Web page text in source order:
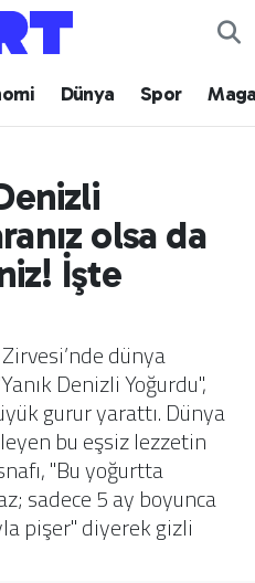
Dünya Spor
olsa da
İşte
dünya
Denizli Yoğurdu",
gurur yarattı. Dünya
bu eşsiz lezzetin
"Bu yoğurtta
sadece 5 ay boyunca
pişer" diyerek gizli